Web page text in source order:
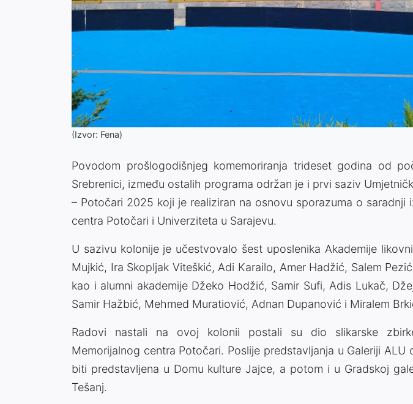
(Izvor: Fena)
Povodom prošlogodišnjeg komemoriranja trideset godina od
Srebrenici, između ostalih programa održan je i prvi saziv
– Potočari 2025 koji je realiziran na osnovu sporazuma o saradnji
centra Potočari i Univerziteta u Sarajevu.
U sazivu kolonije je učestvovalo šest uposlenika Akademije
Mujkić, Ira Skopljak Viteškić, Adi Karailo, Amer Hadžić, Salem
kao i alumni akademije Džeko Hodžić, Samir Sufi, Adis Lukač,
Samir Hažbić, Mehmed Muratiović, Adnan Dupanović i Miralem
Radovi nastali na ovoj kolonii postali su dio slikarske
Memorijalnog centra Potočari. Poslije predstavljanja u Galeriji
biti predstavljena u Domu kulture Jajce, a potom i u Gradskoj
Tešanj.